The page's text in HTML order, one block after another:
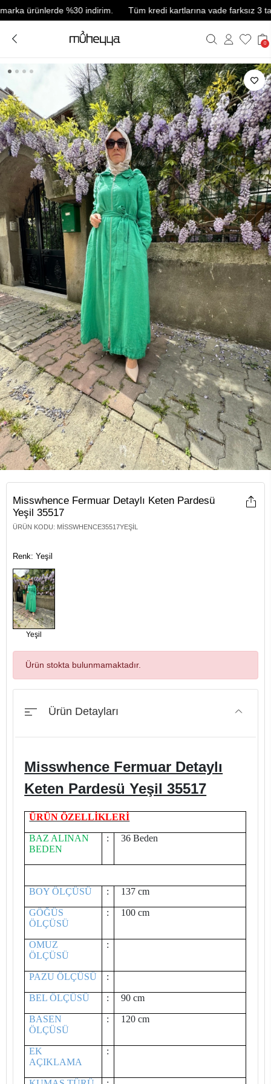
ürünlerde %30 indirim. Tüm kredi kartlarına vade farksız 3 taksit.
0
Misswhence Fermuar Detaylı Keten Pardesü
Yeşil 35517
ÜRÜN KODU: MISSWHENCE35517YEŞIL
Renk: Yeşil
Yeşil
Ürün stokta bulunmamaktadır.
Ürün Detayları
Misswhence Fermuar Detaylı
Keten Pardesü Yeşil 35517
ÜRÜN ÖZELLİKLERİ
BAZ ALINAN
BEDEN
: 36 Beden
BOY ÖLÇÜSÜ : 137 cm
GÖĞÜS
ÖLÇÜSÜ
: 100 cm
OMUZ
ÖLÇÜSÜ
:
PAZU ÖLÇÜSÜ :
BEL ÖLÇÜSÜ : 90 cm
BASEN
ÖLÇÜSÜ
: 120 cm
EK
AÇIKLAMA
: